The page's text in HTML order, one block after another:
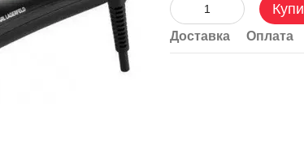
Доставка Оплата